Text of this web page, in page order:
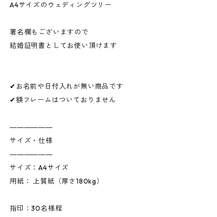
A4サイズのウェディングツリー
署名欄もございますので
結婚証明書としてお使い頂けます
✔お名前や日付入れが無い商品です
✔額フレームはついておりません
――――――
サイズ・仕様
――――――
サイズ：A4サイズ
用紙： 上質紙（厚さ180kg）
指印：30名様程